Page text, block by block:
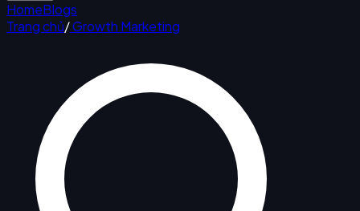
HomeBlogs
Trang chủ/Growth Marketing